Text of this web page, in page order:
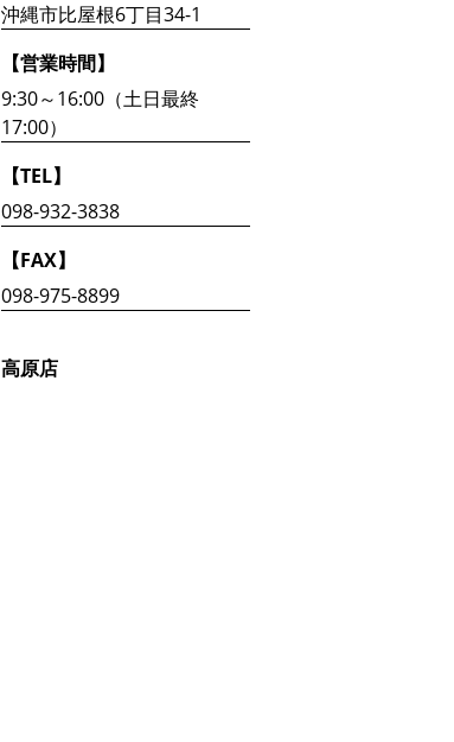
沖縄市比屋根6丁目34-1
【営業時間】
9:30～16:00（土日最終
17:00）
【TEL】
098-932-3838
【FAX】
098-975-8899
高原店